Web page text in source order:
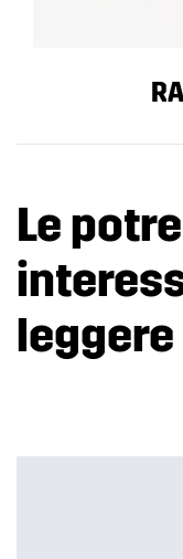
Le
leggere